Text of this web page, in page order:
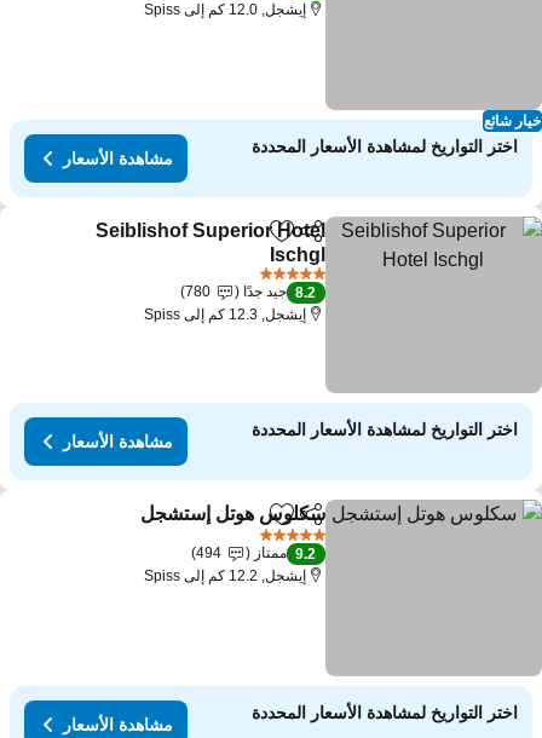
شائع
إيشجل, 12.0 كم إلى Spiss
اختر التواريخ لمشاهدة الأسعار المحددة
مشاهدة الأسعار
مشاركةAdd to favorites
Seiblishof Superior Hotel
Ischgl
8.2 جيد جدًا
780
إيشجل, 12.3 كم إلى Spiss
اختر التواريخ لمشاهدة الأسعار المحددة
مشاهدة الأسعار
مشاركةAdd to favorites
سكلوس هوتل إستشجل
9.2 ممتاز
494
إيشجل, 12.2 كم إلى Spiss
اختر التواريخ لمشاهدة الأسعار المحددة
مشاهدة الأسعار